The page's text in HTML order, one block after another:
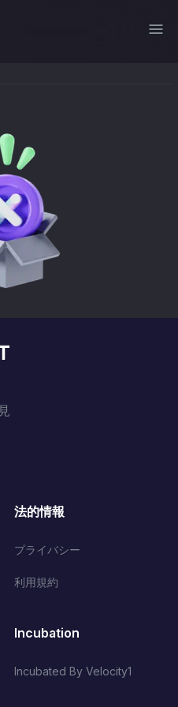
法的情報
プライバシー
利用規約
Incubation
Incubated By Velocity1